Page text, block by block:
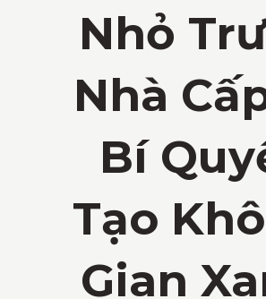
Nhỏ
Nhà
Bí
Tạo
Gian